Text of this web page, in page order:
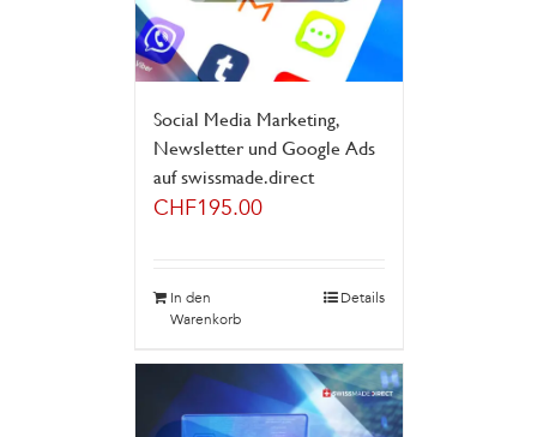
Social Media Marketing,
Newsletter und Google Ads
auf swissmade.direct
CHF195.00
In den
Warenkorb
Details